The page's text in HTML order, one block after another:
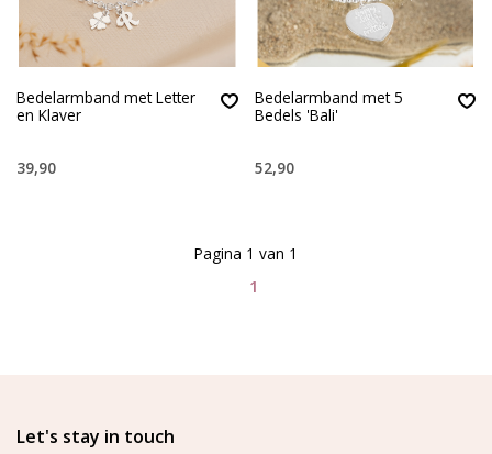
Bedelarmband met Letter
en Klaver
39,90
Bedelarmband met 5
Bedels 'Bali'
52,90
1
Pagina 1 van 1
Let's stay in touch